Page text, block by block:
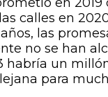
calles en
las
no se han
habría un
para